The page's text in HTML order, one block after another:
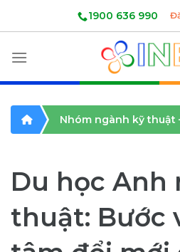
1900 636 990
Nhóm ngành kỹ thuật
Du học Anh
thuật: Bước